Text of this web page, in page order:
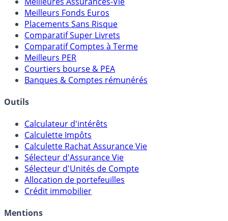
Meilleures Assurances-Vie
Meilleurs Fonds Euros
Placements Sans Risque
Comparatif Super Livrets
Comparatif Comptes à Terme
Meilleurs PER
Courtiers bourse & PEA
Calculateur d'intérêts
Calculette Impôts
Calculette Rachat Assurance Vie
Sélecteur d'Assurance Vie
Sélecteur d'Unités de Compte
Allocation de portefeuilles